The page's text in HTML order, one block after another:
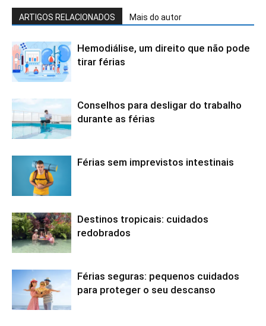
ARTIGOS RELACIONADOS Mais do autor
Hemodiálise, um direito que não pode
tirar férias
Conselhos para desligar do trabalho
durante as férias
Férias sem imprevistos intestinais
Destinos tropicais: cuidados
redobrados
Férias seguras: pequenos cuidados
para proteger o seu descanso